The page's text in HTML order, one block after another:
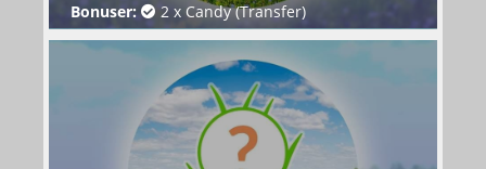
Bonuser:
2 x Candy (Transfer)